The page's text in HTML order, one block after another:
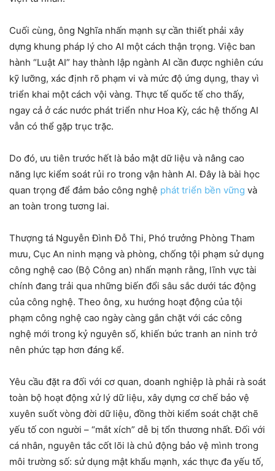
Cuối cùng, ông Nghĩa nhấn mạnh sự cần thiết phải xây
dựng khung pháp lý cho AI một cách thận trọng. Việc ban
hành “Luật AI” hay thành lập ngành AI cần được nghiên cứu
kỹ lưỡng, xác định rõ phạm vi và mức độ ứng dụng, thay vì
triển khai một cách vội vàng. Thực tế quốc tế cho thấy,
ngay cả ở các nước phát triển như Hoa Kỳ, các hệ thống AI
vẫn có thể gặp trục trặc.
Do đó, ưu tiên trước hết là bảo mật dữ liệu và nâng cao
năng lực kiểm soát rủi ro trong vận hành AI. Đây là bài học
quan trọng để đảm bảo công nghệ phát triển bền vững và
an toàn trong tương lai.
Thượng tá Nguyễn Đình Đỗ Thi, Phó trưởng Phòng Tham
mưu, Cục An ninh mạng và phòng, chống tội phạm sử dụng
công nghệ cao (Bộ Công an) nhấn mạnh rằng, lĩnh vực tài
chính đang trải qua những biến đổi sâu sắc dưới tác động
của công nghệ. Theo ông, xu hướng hoạt động của tội
phạm công nghệ cao ngày càng gắn chặt với các công
nghệ mới trong kỷ nguyên số, khiến bức tranh an ninh trở
nên phức tạp hơn đáng kể.
Yêu cầu đặt ra đối với cơ quan, doanh nghiệp là phải rà soát
toàn bộ hoạt động xử lý dữ liệu, xây dựng cơ chế bảo vệ
xuyên suốt vòng đời dữ liệu, đồng thời kiểm soát chặt chẽ
yếu tố con người – “mắt xích” dễ bị tổn thương nhất. Đối với
cá nhân, nguyên tắc cốt lõi là chủ động bảo vệ mình trong
môi trường số: sử dụng mật khẩu mạnh, xác thực đa yếu tố,